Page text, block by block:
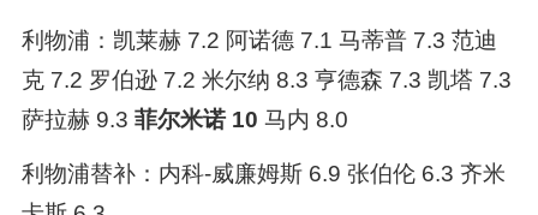
利物浦：凯莱赫 7.2 阿诺德 7.1 马蒂普 7.3 范迪
克 7.2 罗伯逊 7.2 米尔纳 8.3 亨德森 7.3 凯塔 7.3
萨拉赫 9.3 菲尔米诺 10 马内 8.0
利物浦替补：内科-威廉姆斯 6.9 张伯伦 6.3 齐米